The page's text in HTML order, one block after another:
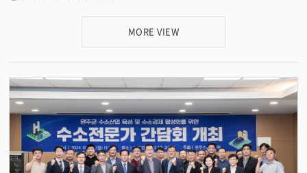
100 여 개 기업이 참여했다 . 또한 완주군에 들어선 수소용품검사지원센터와
에너지저장장치 (ESS) 안전성평가센터를 각각 운영하는 한국가스안전공사와
한국전기안전공사를 비롯해 한국국토정보공사도 입사상담관을 운영해 공기
업 입사를 꿈꾸는 청년들에게 많은 정보를 제공했다 . 특히 , 완주군에 새로 둥
지를 틀 기업들도 참여해 눈길을 끌었다 . 수소 관련 기업인 덕산에테르씨티 (
주 ) 와 한국화학융합시험연구원 (KTR) 이 채용설명회를 가졌으며 , ㈜ 로젠 ,
MORE VIEW